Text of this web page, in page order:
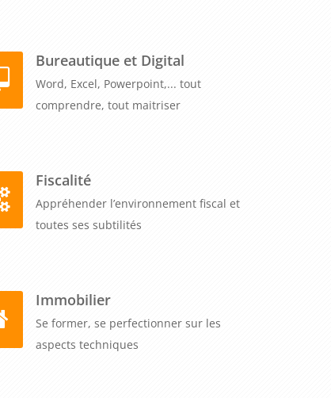
Bureautique et Digital
Word, Excel, Powerpoint,... tout
comprendre, tout maitriser
Fiscalité
Appréhender l’environnement fiscal et
toutes ses subtilités
Immobilier
Se former, se perfectionner sur les
aspects techniques